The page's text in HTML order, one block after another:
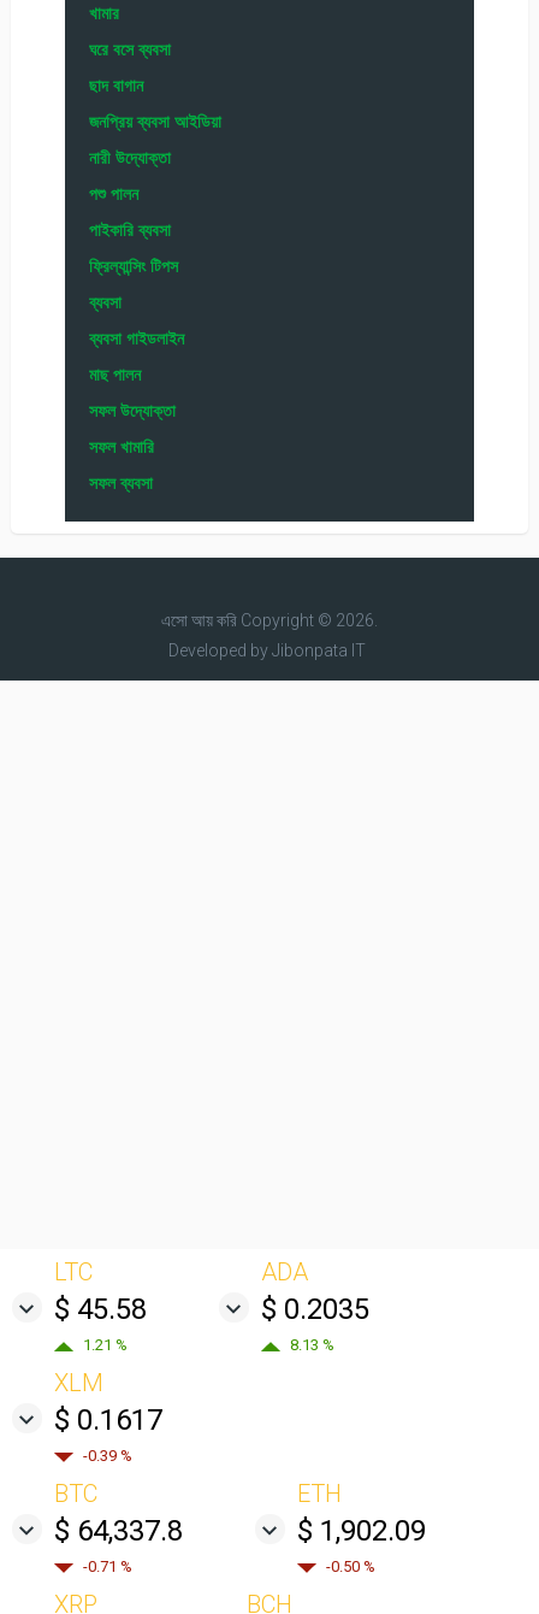
খামার
ঘরে বসে ব্যবসা
ছাদ বাগান
জনপ্রিয় ব্যবসা আইডিয়া
নারী উদ্যোক্তা
পশু পালন
পাইকারি ব্যবসা
ফ্রিল্যান্সিং টিপস
ব্যবসা
ব্যবসা গাইডলাইন
মাছ পালন
সফল উদ্যোক্তা
সফল খামারি
সফল ব্যবসা
এসো আয় করিCopyright © 2026.
Developed byJibonpata IT
LTC
$ 45.58
1.21 %
ADA
$ 0.2035
8.13 %
XLM
$ 0.1617
-0.39 %
BTC
$ 64,337.8
-0.71 %
ETH
$ 1,902.09
-0.50 %
XRP BCH